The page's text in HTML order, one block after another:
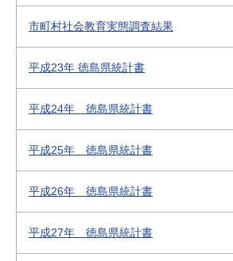
市町村社会教育実態調査結果
平成23年 徳島県統計書
平成24年 徳島県統計書
平成25年 徳島県統計書
平成26年 徳島県統計書
平成27年 徳島県統計書